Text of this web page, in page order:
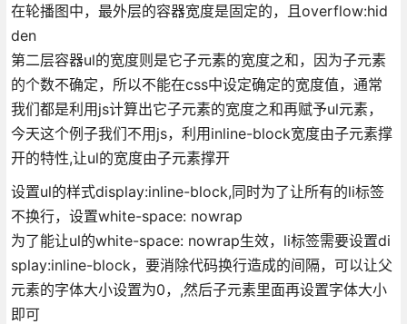
在轮播图中，最外层的容器宽度是固定的，且overflow:hid
den
第二层容器ul的宽度则是它子元素的宽度之和，因为子元素
的个数不确定，所以不能在css中设定确定的宽度值，通常
我们都是利用js计算出它子元素的宽度之和再赋予ul元素，
今天这个例子我们不用js，利用inline-block宽度由子元素撑
开的特性,让ul的宽度由子元素撑开
设置ul的样式display:inline-block,同时为了让所有的li标签
不换行，设置white-space: nowrap
为了能让ul的white-space: nowrap生效，li标签需要设置di
splay:inline-block，要消除代码换行造成的间隔，可以让父
元素的字体大小设置为0，,然后子元素里面再设置字体大小
即可